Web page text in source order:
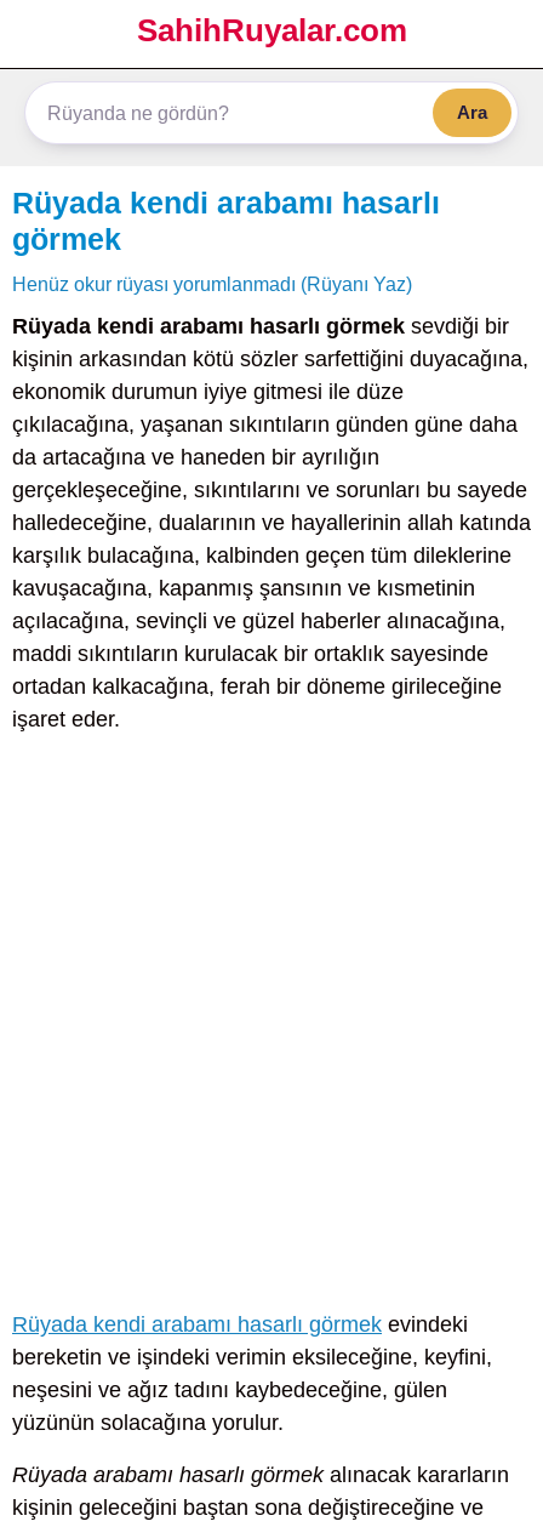
SahihRuyalar.com
Ara
Rüyada kendi arabamı hasarlı
görmek
Henüz okur rüyası yorumlanmadı (Rüyanı Yaz)
Rüyada kendi arabamı hasarlı görmek sevdiği bir
kişinin arkasından kötü sözler sarfettiğini duyacağına,
ekonomik durumun iyiye gitmesi ile düze
çıkılacağına, yaşanan sıkıntıların günden güne daha
da artacağına ve haneden bir ayrılığın
gerçekleşeceğine, sıkıntılarını ve sorunları bu sayede
halledeceğine, dualarının ve hayallerinin allah katında
karşılık bulacağına, kalbinden geçen tüm dileklerine
kavuşacağına, kapanmış şansının ve kısmetinin
açılacağına, sevinçli ve güzel haberler alınacağına,
maddi sıkıntıların kurulacak bir ortaklık sayesinde
ortadan kalkacağına, ferah bir döneme girileceğine
işaret eder.
Rüyada kendi arabamı hasarlı görmek evindeki
bereketin ve işindeki verimin eksileceğine, keyfini,
neşesini ve ağız tadını kaybedeceğine, gülen
yüzünün solacağına yorulur.
Rüyada arabamı hasarlı görmekalınacak kararların
kişinin geleceğini baştan sona değiştireceğine ve